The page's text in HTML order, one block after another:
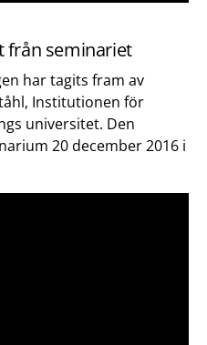
från seminariet
har tagits fram av
Institutionen för
universitet. Den
20 december 2016 i